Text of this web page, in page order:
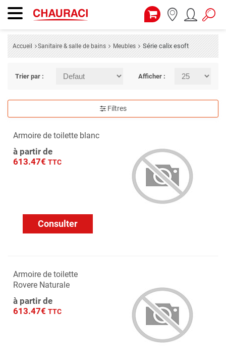
Accueil Sanitaire & salle de bains Meubles Série calix esoft
Trier par : Afficher :
Filtres
Armoire de toilette blanc
à partir de
613.47€ TTC
Consulter
Armoire de toilette
Rovere Naturale
à partir de
613.47€ TTC